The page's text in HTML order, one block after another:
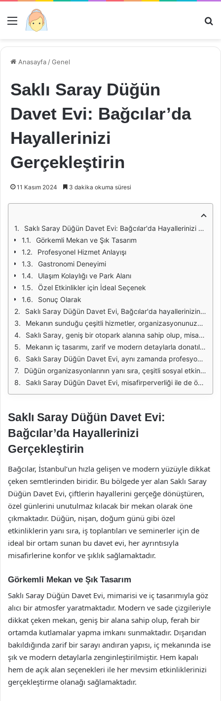
Menü
Anasayfa /Genel
Saklı Saray Düğün
Davet Evi: Bağcılar’da
Hayallerinizi
Gerçekleştirin
11 Kasım 2024 3 dakika okuma süresi
Saklı Saray Düğün Davet Evi: Bağcılar'da Hayallerinizi Gerçekleştirin
Görkemli Mekan ve Şık Tasarım
Profesyonel Hizmet Anlayışı
Gastronomi Deneyimi
Ulaşım Kolaylığı ve Park Alanı
Özel Etkinlikler için İdeal Seçenek
Sonuç Olarak
Saklı Saray Düğün Davet Evi, Bağcılar'da hayallerinizin gerçekleşmesini sağlamak için tasarlanmış özel bir mekandır. Modern mimarisi, şık dekorasyonu ve geniş alanları ile her türlü etkinliğiniz için ideal bir ortam sunmaktadır. Düğün, nişan, kına gecesi veya diğer özel günleriniz için tercih edebileceğiniz bu mekan, konuklarınızı etkileyen bir atmosfer yaratmaktadır.
Mekanın sunduğu çeşitli hizmetler, organizasyonunuzu en ince detayına kadar düşünmenizi sağlar. Profesyonel bir ekip ile çalışarak, hayalinizdeki etkinliği gerçek kılmak için gereken tüm destek sunulmaktadır. Catering hizmetlerinden dekorasyona, müzikten ışık sistemlerine kadar her şey titizlikle planlanmaktadır. Böylece, siz sadece anın tadını çıkarmakla kalırsınız.
Saklı Saray, geniş bir otopark alanına sahip olup, misafirlerinizin rahatça ulaşım sağlamasını kolaylaştırmaktadır. Bağcılar'ın merkezi bir noktasında yer alan bu mekan, ulaşım açısından da büyük bir avantaj sunmaktadır. Metro ve otobüs duraklarına yakınlığı sayesinde, şehir içinden ve dışından gelen misafirlerinizin mekana ulaşımı son derece kolaydır.
Mekanın iç tasarımı, zarif ve modern detaylarla donatılmıştır. Geniş salonlar, yüksek tavanlar ve şık aydınlatmalar, düğün ve davetlerinizi unutulmaz kılacak bir atmosfer yaratmaktadır. İster küçük bir aile daveti ister büyük bir kutlama olsun, her türlü etkinlik için uygun alanlar bulunmaktadır.
Saklı Saray Düğün Davet Evi, aynı zamanda profesyonel fotoğrafçıları ile de iş birliği yapmaktadır. Bu sayede, özel günlerinizin en güzel anlarını ölümsüzleştirmek için gerekli olan tüm hizmetleri almak mümkündür. Düğün gününüzde, anılarınızı paylaşabileceğiniz harika fotoğraflara sahip olmanız için gerekli tüm detaylar düşünülmektedir.
Düğün organizasyonlarının yanı sıra, çeşitli sosyal etkinlikler için de Saklı Saray tercih edilmektedir. Kurumsal etkinlikler, seminerler veya doğum günleri gibi farklı organizasyonlar için mekân, esnek kullanım alanları sunmaktadır. İhtiyaçlarınıza göre özelleştirilebilen alanlar ile her türlü etkinliğinizi gerçekleştirebilirsiniz.
Saklı Saray Düğün Davet Evi, misafirperverliği ile de ön plana çıkmaktadır. Profesyonel ve güler yüzlü personel, etkinliğiniz boyunca her an yanınızda yer alarak, misafirlerinize en iyi hizmeti sunmak için çalışmaktadır. Bu sayede, hem sizin hem de konuklarınızın unutulmaz anılarla ayrılmasını sağlayacak bir deneyim yaşatmaktadır.
Saklı Saray Düğün Davet Evi:
Bağcılar’da Hayallerinizi
Gerçekleştirin
Bağcılar, İstanbul’un hızla gelişen ve modern yüzüyle dikkat
çeken semtlerinden biridir. Bu bölgede yer alan Saklı Saray
Düğün Davet Evi, çiftlerin hayallerini gerçeğe dönüştüren,
özel günlerini unutulmaz kılacak bir mekan olarak öne
çıkmaktadır. Düğün, nişan, doğum günü gibi özel
etkinliklerin yanı sıra, iş toplantıları ve seminerler için de
ideal bir ortam sunan bu davet evi, her ayrıntısıyla
misafirlerine konfor ve şıklık sağlamaktadır.
Görkemli Mekan ve Şık Tasarım
Saklı Saray Düğün Davet Evi, mimarisi ve iç tasarımıyla göz
alıcı bir atmosfer yaratmaktadır. Modern ve sade çizgileriyle
dikkat çeken mekan, geniş bir alana sahip olup, ferah bir
ortamda kutlamalar yapma imkanı sunmaktadır. Dışarıdan
bakıldığında zarif bir sarayı andıran yapısı, iç mekanında ise
şık ve modern detaylarla zenginleştirilmiştir. Hem kapalı
hem de açık alan seçenekleri ile her mevsim etkinliklerinizi
gerçekleştirme olanağı sağlamaktadır.